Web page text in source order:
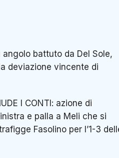
battuto da Del Sole,
deviazione vincente di
I CONTI: azione di
e palla a Meli che si
Fasolino per l’1-3